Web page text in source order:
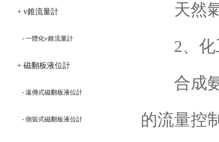
+ v錐流量計
- 一體化v錐流量計
+ 磁翻板液位計
- 遠傳式磁翻板液位計
- 側裝式磁翻板液位計
天然氣
2、化
合成氨
的流量控